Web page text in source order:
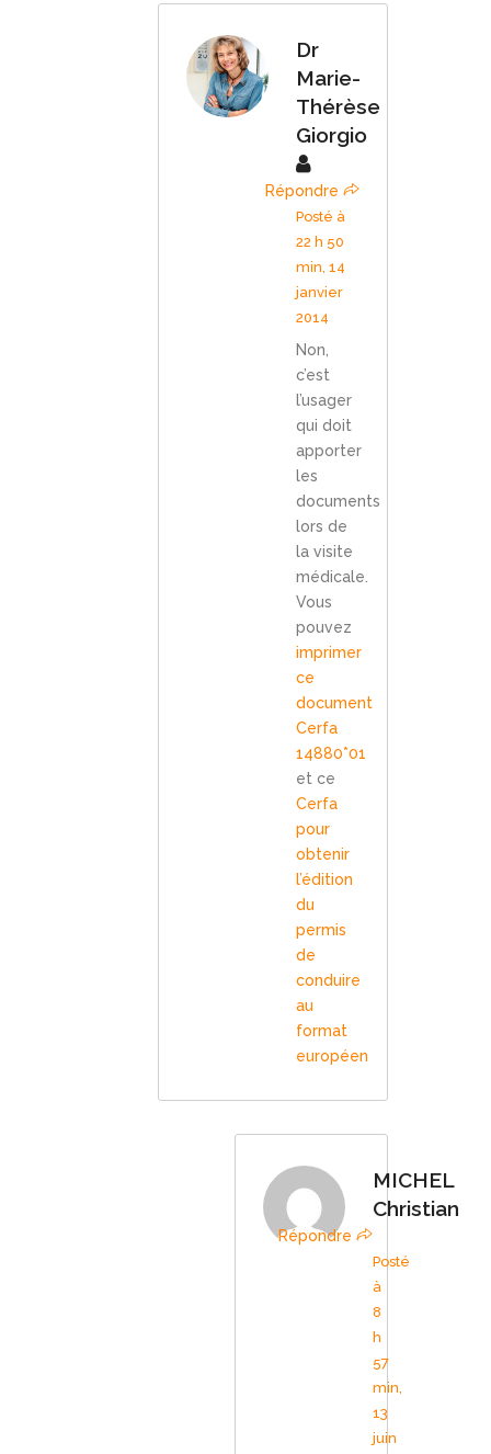
Dr
Marie-
Thérèse
Giorgio
Répondre
Posté à
22 h 50
min, 14
janvier
2014
Non,
c’est
l’usager
qui doit
apporter
les
documents
lors de
la visite
médicale.
Vous
pouvez
imprimer
ce
document
Cerfa
14880*01
et ce
Cerfa
pour
obtenir
l’édition
du
permis
de
conduire
au
format
européen
MICHEL
Christian
Répondre
Posté
à
8
h
57
min,
13
juin